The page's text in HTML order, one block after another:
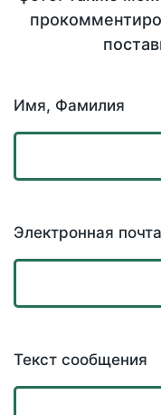
Имя, Фамилия
Электронная почта
Текст сообщения